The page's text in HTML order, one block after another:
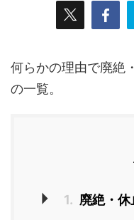
何らかの理由で廃絶
の一覧。
1. 廃絶・休